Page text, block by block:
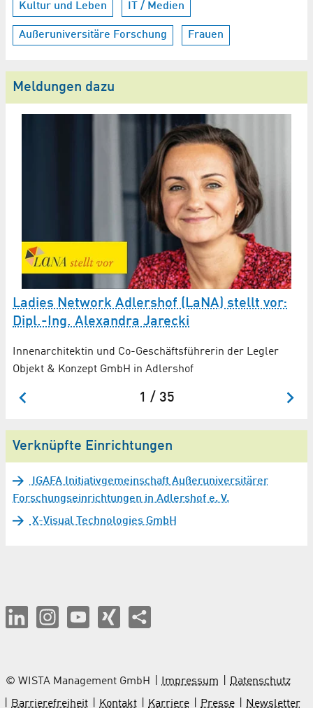
Kultur und Leben IT / Medien
Außeruniversitäre Forschung Frauen
Meldungen dazu
Ladies Network Adlershof (LaNA) stellt vor:
Dipl.-Ing. Alexandra Jarecki
Innenarchitektin und Co-Geschäftsführerin der Legler
Objekt & Konzept GmbH in Adlershof
1 / 35
Verknüpfte Einrichtungen
IGAFA Initiativgemeinschaft Außeruniversitärer
Forschungseinrichtungen in Adlershof e. V.
X-Visual Technologies GmbH
© WISTA Management GmbH Impressum
Datenschutz
Barrierefreiheit
Kontakt Karriere Presse Newsletter